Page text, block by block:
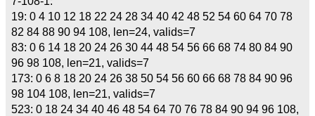
19: 0 4 10 12 18 22 24 28 34 40 42 48 52 54 60 64 70 78
82 84 88 90 94 108, len=24, valids=7
83: 0 6 14 18 20 24 26 30 44 48 54 56 66 68 74 80 84 90
96 98 108, len=21, valids=7
173: 0 6 8 18 20 24 26 38 50 54 56 60 66 68 78 84 90 96
98 104 108, len=21, valids=7
523: 0 18 24 34 40 46 48 54 64 70 76 78 84 90 94 96 108,